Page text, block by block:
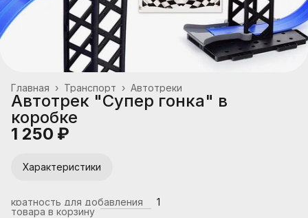
Автотреки
Транспорт ›
Главная ›
Автотрек "Супер гонка" в
коробке
1 250 ₽
Характеристики
кратность для добавления
товара в корзину
1